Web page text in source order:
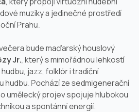
muziky a jedinečné prostředí
Prahu.
bude maďarský houslový
Jr., který s mimořádnou lehkostí
jazz, folklór i tradiční
hudbu. Pochází ze sedmigenerační
umělecký projev spojuje hlubokou
a spontánní energií.